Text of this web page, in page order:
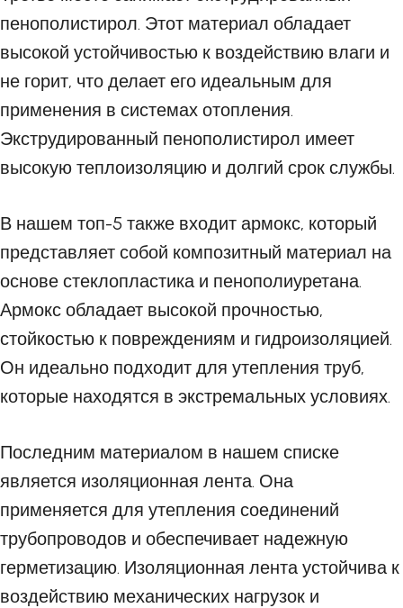
пенополистирол. Этот материал обладает
высокой устойчивостью к воздействию влаги и
не горит, что делает его идеальным для
применения в системах отопления.
Экструдированный пенополистирол имеет
высокую теплоизоляцию и долгий срок службы.
В нашем топ-5 также входит армокс, который
представляет собой композитный материал на
основе стеклопластика и пенополиуретана.
Армокс обладает высокой прочностью,
стойкостью к повреждениям и гидроизоляцией.
Он идеально подходит для утепления труб,
которые находятся в экстремальных условиях.
Последним материалом в нашем списке
является изоляционная лента. Она
применяется для утепления соединений
трубопроводов и обеспечивает надежную
герметизацию. Изоляционная лента устойчива к
воздействию механических нагрузок и